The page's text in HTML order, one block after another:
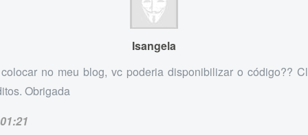
Isangela
no meu blog, vc poderia disponibilizar o código??
Obrigada
01:21